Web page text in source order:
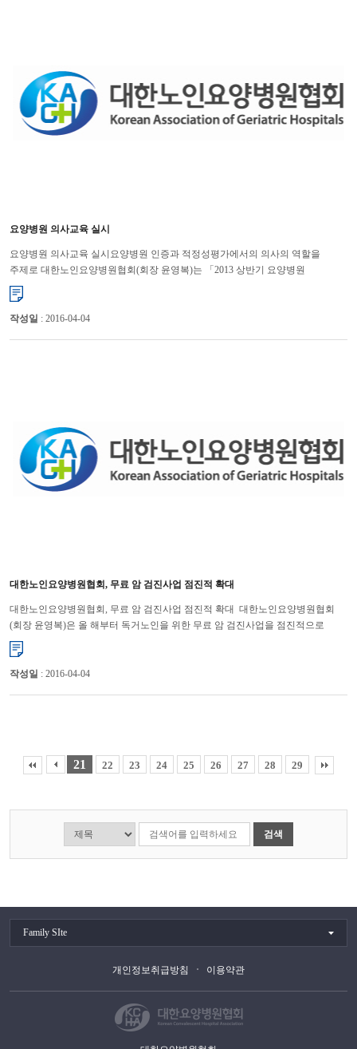
요양병원 의사교육 실시
요양병원 의사교육 실시요양병원 인증과 적정성평가에서의 의사의 역할을
주제로 대한노인요양병원협회(회장 윤영복)는 「2013 상반기 요양병원
의사교육」을 부산(3.5), 광주(3.7), 서울(3.12)에서 실시한다. ...
작성일 : 2016-04-04
대한노인요양병원협회, 무료 암 검진사업 점진적 확대
대한노인요양병원협회, 무료 암 검진사업 점진적 확대 대한노인요양병원협회
(회장 윤영복)은 올 해부터 독거노인을 위한 무료 암 검진사업을 점진적으로
확대하기로 하여 큰 호응을 얻고 있다. 작년 사회공헌의...
작성일 : 2016-04-04
21 22 23 24 25 26 27 28 29
검색
Family SIte
개인정보취급방침 이용약관